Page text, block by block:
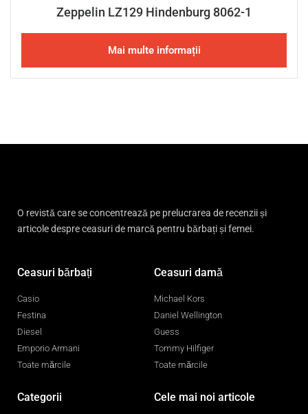
Zeppelin LZ129 Hindenburg 8062-1
Mai multe informații
O revistă care se concentrează pe prelucrarea de recenzii și
articole despre ceasuri de marcă pentru bărbați și femei.
Ceasuri bărbați
Casio
Festina
Diesel
Emporio Armani
Toate mărcile
Ceasuri damă
Michael Kors
Daniel Wellington
Guess
Tommy Hilfiger
Toate mărcile
Categorii Cele mai noi articole